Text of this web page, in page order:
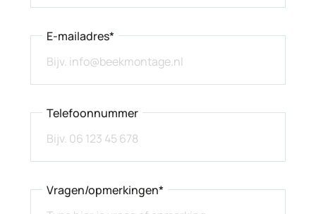
E-mailadres*
Telefoonnummer
Vragen/opmerkingen*